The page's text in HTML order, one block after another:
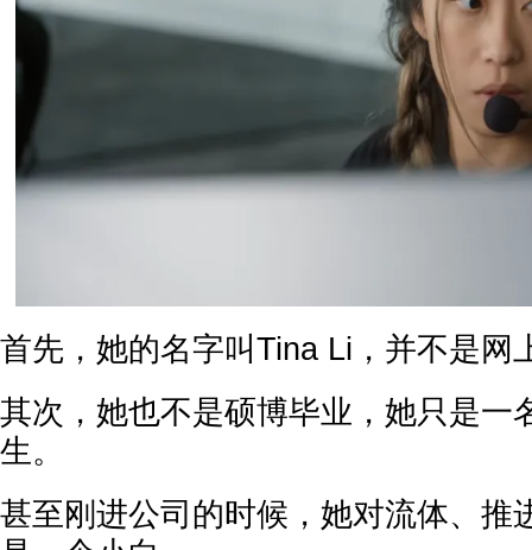
首先，她的名字叫Tina Li，并不是网
其次，她也不是硕博毕业，她只是一
生。
甚至刚进公司的时候，她对流体、推